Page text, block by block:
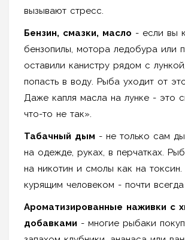
вызывают стресс.
Бензин, смазки, масло - если вы
бензопилы, мотора ледобура или
оставили канистру рядом с
попасть в воду. Рыба уходит от
Даже капля масла на лунке - это
что-то не так».
Табачный дым - не только сам
на одежде, руках, в перчатках.
на никотин и смолы как на
курящим человеком - почти
Ароматизированные наживки с
добавками - многие рыбаки